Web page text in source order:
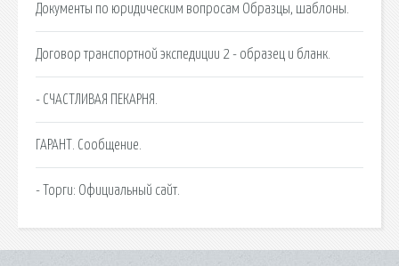
Документы по юридическим вопросам Образцы, шаблоны.
Договор транспортной экспедиции 2 - образец и бланк.
- СЧАСТЛИВАЯ ПЕКАРНЯ.
ГАРАНТ. Сообщение.
- Торги: Официальный сайт.